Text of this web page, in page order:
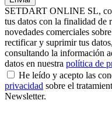
SETDART ONLINE SL,
tus datos con la finalidad de
novedades comerciales
rectificar y suprimir tus
consultando la información
datos en nuestra política de
He leído y acepto las
privacidad sobre el
Newsletter.